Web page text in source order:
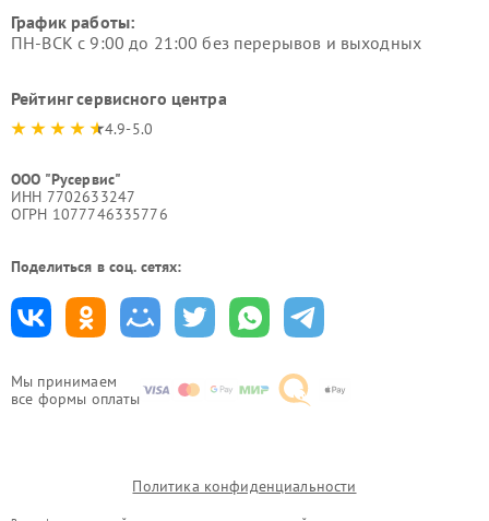
Мы принимаем
все формы оплаты
График работы:
ПН-ВСК с 9:00 до 21:00 без перерывов и выходных
Рейтинг сервисного центра
4.9-5.0
ООО "Русервис"
ИНН 7702633247
ОГРН 1077746335776
Поделиться в соц. сетях:
Политика конфиденциальности